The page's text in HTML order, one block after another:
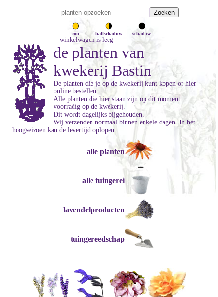
zon halfschaduw schaduw
winkelwagen is leeg
de planten van
kwekerij Bastin
De planten die je op de kwekerij kunt kopen of hier
online bestellen.
Alle planten die hier staan zijn op dit moment
voorradig op de kwekerij.
Dit wordt dagelijks bijgehouden.
Wij verzenden normaal binnen enkele dagen. In het
hoogseizoen kan de levertijd oplopen.
alle planten
alle tuingerei
lavendelproducten
tuingereedschap